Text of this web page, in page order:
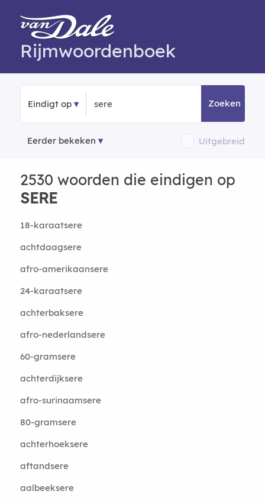
Rijmwoordenboek
Eindigt op Zoeken
Eerder bekeken Uitgebreid
2530 woorden die eindigen op
SERE
18-karaatsere
achtdaagsere
afro-amerikaansere
24-karaatsere
achterbaksere
afro-nederlandsere
60-gramsere
achterdijksere
afro-surinaamsere
80-gramsere
achterhoeksere
aftandsere
aalbeeksere